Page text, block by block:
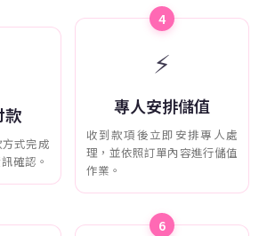
款
式完成
確認。
4
⚡
專人安排儲值
收到款項後立即安排專人處
理，並依照訂單內容進行儲值
作業。
6